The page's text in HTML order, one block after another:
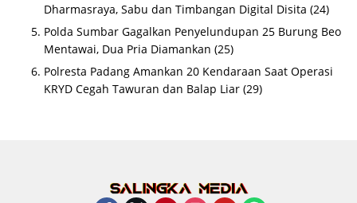
Dharmasraya, Sabu dan Timbangan Digital Disita (24)
Polda Sumbar Gagalkan Penyelundupan 25 Burung Beo
Mentawai, Dua Pria Diamankan (25)
Polresta Padang Amankan 20 Kendaraan Saat Operasi
KRYD Cegah Tawuran dan Balap Liar (29)